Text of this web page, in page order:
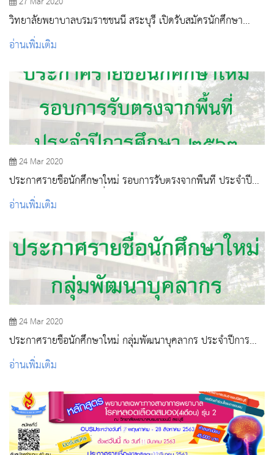
วิทยาลัยพยาบาลบรมราชชนนี สระบุรี เปิดรับสมัครนักศึกษา
หลักสูตรพยาบาลศาสตรบัณฑิต ประจำปีการศึกษา 2563 การรับ
แบบ Admissions
อ่านเพิ่มเติม
24 Mar 2020
ประกาศรายชื่อนักศึกษาใหม่ รอบการรับตรงจากพื้นที่ ประจำปี
การศึกษา 2563 (รอบเพิ่มเติม)
อ่านเพิ่มเติม
24 Mar 2020
ประกาศรายชื่อนักศึกษาใหม่ กลุ่มพัฒนาบุคลากร ประจำปีการ
ศึกษา 2563
อ่านเพิ่มเติม